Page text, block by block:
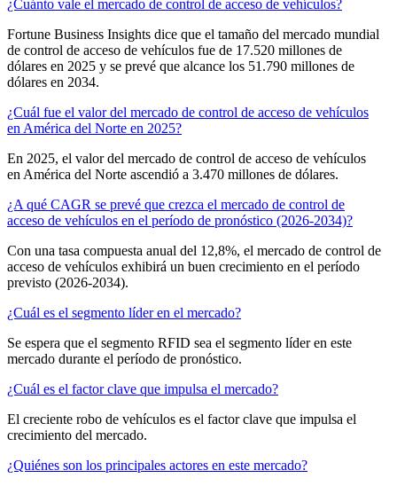
¿Cuánto vale el mercado de control de acceso de vehículos?
Fortune Business Insights dice que el tamaño del mercado mundial
de control de acceso de vehículos fue de 17.520 millones de
dólares en 2025 y se prevé que alcance los 51.790 millones de
dólares en 2034.
¿Cuál fue el valor del mercado de control de acceso de vehículos
en América del Norte en 2025?
En 2025, el valor del mercado de control de acceso de vehículos
en América del Norte ascendió a 3.470 millones de dólares.
¿A qué CAGR se prevé que crezca el mercado de control de
acceso de vehículos en el período de pronóstico (2026-2034)?
Con una tasa compuesta anual del 12,8%, el mercado de control de
acceso de vehículos exhibirá un buen crecimiento en el período
previsto (2026-2034).
¿Cuál es el segmento líder en el mercado?
Se espera que el segmento RFID sea el segmento líder en este
mercado durante el período de pronóstico.
¿Cuál es el factor clave que impulsa el mercado?
El creciente robo de vehículos es el factor clave que impulsa el
crecimiento del mercado.
¿Quiénes son los principales actores en este mercado?